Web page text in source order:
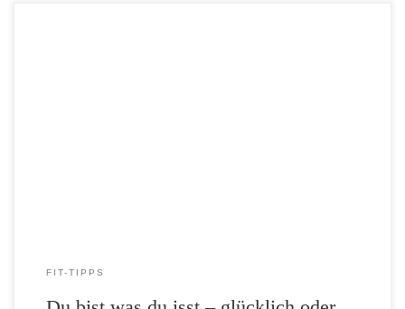
FIT-TIPPS